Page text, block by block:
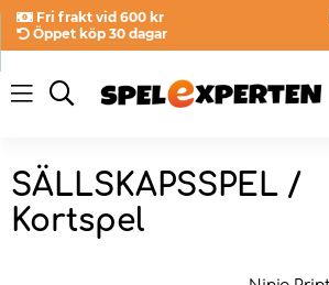
Fri frakt vid 600 kr
Öppet köp 30 dagar
SÄLLSKAPSSPEL /
Kortspel